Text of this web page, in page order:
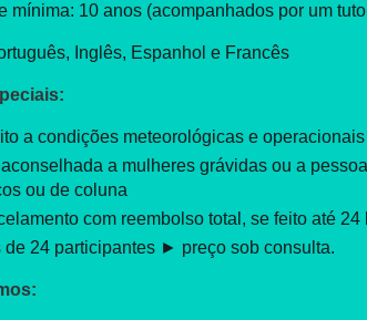
mínima: 10 anos (acompanhados por um
Inglês, Espanhol e Francês
a condições meteorológicas e operacionais
a mulheres grávidas ou a
ou de coluna
com reembolso total, se feito até 24
de 24 participantes ► preço sob consulta.